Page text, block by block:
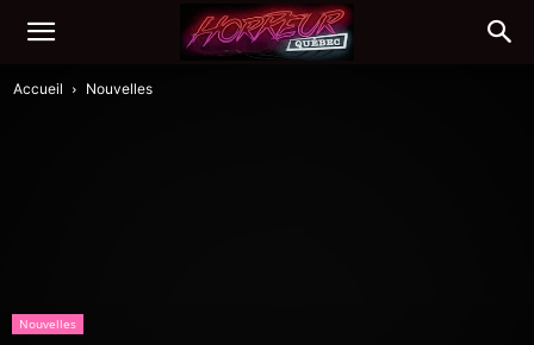
Accueil Nouvelles
Nouvelles